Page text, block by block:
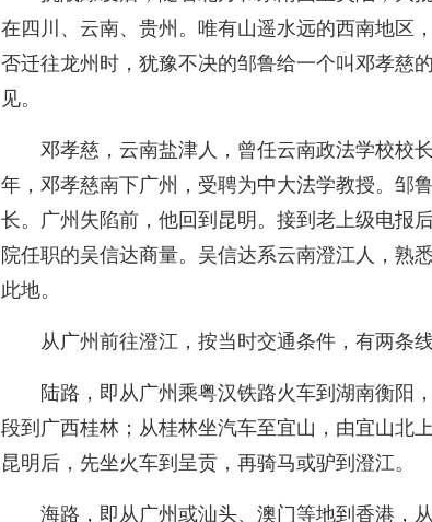
在四川、云南、贵州。唯有山遥水远的西南地区
否迁往龙州时，犹豫不决的邹鲁给一个叫邓孝慈
见。
邓孝慈，云南盐津人，曾任云南政法学校校
年，邓孝慈南下广州，受聘为中大法学教授。邹
长。广州失陷前，他回到昆明。接到老上级电报
院任职的吴信达商量。吴信达系云南澄江人，熟
此地。
从广州前往澄江，按当时交通条件，有两条
陆路，即从广州乘粤汉铁路火车到湖南衡阳
段到广西桂林；从桂林坐汽车至宜山，由宜山北
昆明后，先坐火车到呈贡，再骑马或驴到澄江。
海路，即从广州或汕头、澳门等地到香港，